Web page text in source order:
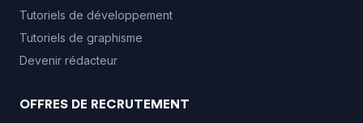
Tutoriels de développement
Tutoriels de graphisme
Devenir rédacteur
OFFRES DE RECRUTEMENT